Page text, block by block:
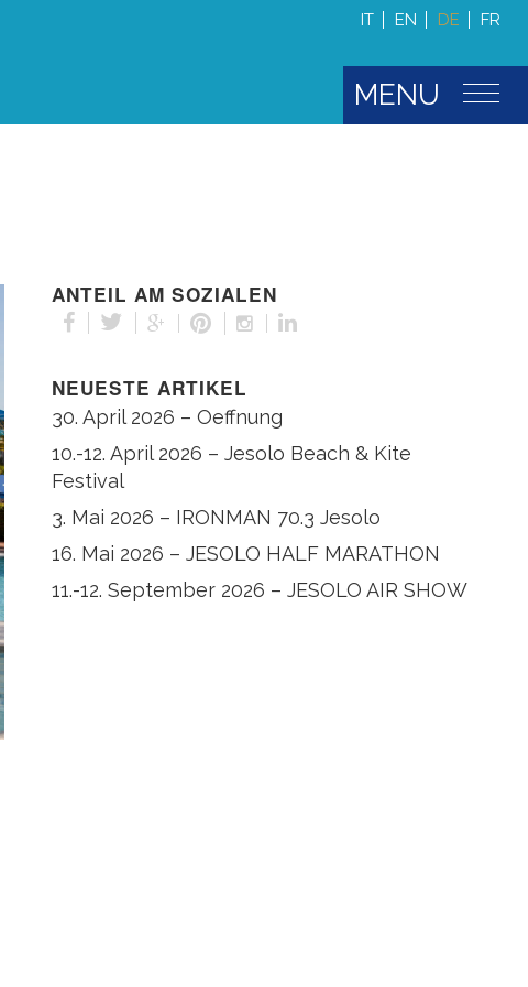
IT EN DE FR
MENU
ANTEIL AM SOZIALEN
NEUESTE ARTIKEL
30. April 2026 – Oeffnung
10.-12. April 2026 – Jesolo Beach & Kite
Festival
3. Mai 2026 – IRONMAN 70.3 Jesolo
16. Mai 2026 – JESOLO HALF MARATHON
11.-12. September 2026 – JESOLO AIR SHOW